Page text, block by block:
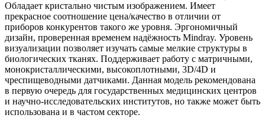
Обладает кристально чистым изображением. Имеет
прекрасное соотношение цена/качество в отличии от
приборов конкурентов такого же уровня. Эргономичный
дизайн, проверенная временем надёжность Mindray. Уровень
визуализации позволяет изучать самые мелкие структуры в
биологических тканях. Поддерживает работу с матричными,
монокристаллическими, высокоплотными, 3D/4D и
чреспищеводными датчиками. Данная модель рекомендована
в первую очередь для государственных медицинских центров
и научно-исследовательских институтов, но также может быть
использована и в частом секторе.